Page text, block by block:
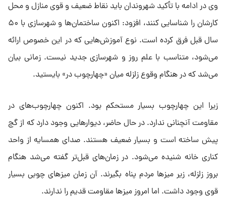
وی در ادامه با تأکید شهروندان باید نقاط ضعیف و قوی منازل و محل
کارشان را شناسایی کنند، افزود: اکنون ساختمان‌ها و شهرسازی با ۵۰
سال قبل فرق کرده است. نوع آموزش‌هایی که در این خصوص ارائه
می‌شود، متناسب با علم روز و شهرسازی جدید نیست. زمانی بیان
می‌شد که در هنگام وقوع زلزله میان «چهارچوب در» بایستید.
زیرا این چهارچوب بسیار مستحکم بود. اکنون چهارچوب‌های در
مقاومت آنچنانی ندارد. در حال حاضر، دیوارهایی وجود دارد که از گچ
پیش ساخته است و بسیار ضعیف هستند. صدای همسایه از واحد
کناری خانه شنیده می‌شود. در زمان‌های قبل‌تر گفته می‌شد هنگام
بروز زلزله، زیر میزها مردم پناه بگیرند. آن زمان میزهای چوبی بسیار
قوی وجود داشت. اما امروز میزها مقاومت قدیم را ندارند.